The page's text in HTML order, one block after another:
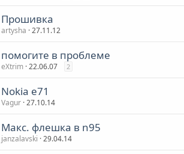
Прошивка
artysha 27.11.12
помогите в проблеме
eXtrim 22.06.07 2
Nokia e71
Vagur 27.10.14
Макс. флешка в n95
janzalavski 29.04.14